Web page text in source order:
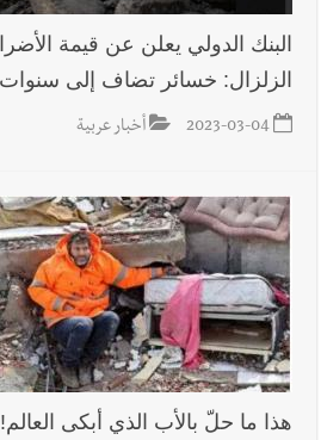
البنك الدولي يعلن عن قيمة
الزلزال: خسائر تضاف إلى سنوات
2023-03-04 أخبار عربية
هذا ما حلّ بالأب الذي أبكى العالم!